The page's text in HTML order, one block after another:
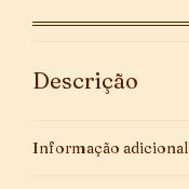
Descrição
Informação adicional